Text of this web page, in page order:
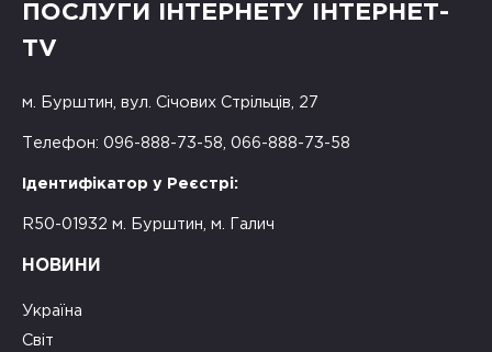
ПОСЛУГИ ІНТЕРНЕТУ ІНТЕРНЕТ-
TV
м. Бурштин, вул. Січових Стрільців, 27
Телефон: 096-888-73-58, 066-888-73-58
Ідентифікатор у Реєстрі:
R50-01932 м. Бурштин, м. Галич
НОВИНИ
Україна
Світ